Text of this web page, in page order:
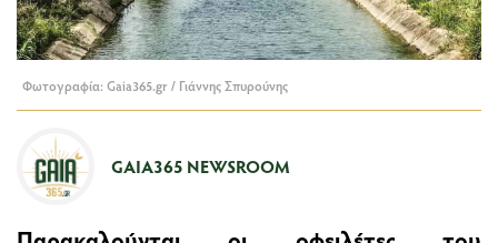
Φωτογραφία: Gaia365.gr / Γιάννης Σπυρούνης
GAIA365 NEWSROOM